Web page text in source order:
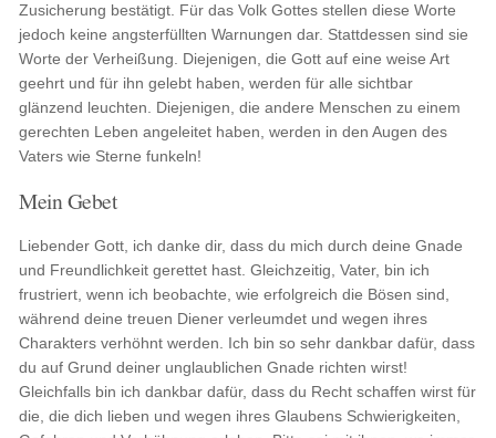
Zusicherung bestätigt. Für das Volk Gottes stellen diese Worte
jedoch keine angsterfüllten Warnungen dar. Stattdessen sind sie
Worte der Verheißung. Diejenigen, die Gott auf eine weise Art
geehrt und für ihn gelebt haben, werden für alle sichtbar
glänzend leuchten. Diejenigen, die andere Menschen zu einem
gerechten Leben angeleitet haben, werden in den Augen des
Vaters wie Sterne funkeln!
Mein Gebet
Liebender Gott, ich danke dir, dass du mich durch deine Gnade
und Freundlichkeit gerettet hast. Gleichzeitig, Vater, bin ich
frustriert, wenn ich beobachte, wie erfolgreich die Bösen sind,
während deine treuen Diener verleumdet und wegen ihres
Charakters verhöhnt werden. Ich bin so sehr dankbar dafür, dass
du auf Grund deiner unglaublichen Gnade richten wirst!
Gleichfalls bin ich dankbar dafür, dass du Recht schaffen wirst für
die, die dich lieben und wegen ihres Glaubens Schwierigkeiten,